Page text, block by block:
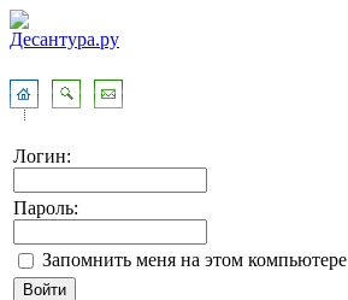
Логин:
Пароль:
Запомнить меня на этом компьютере